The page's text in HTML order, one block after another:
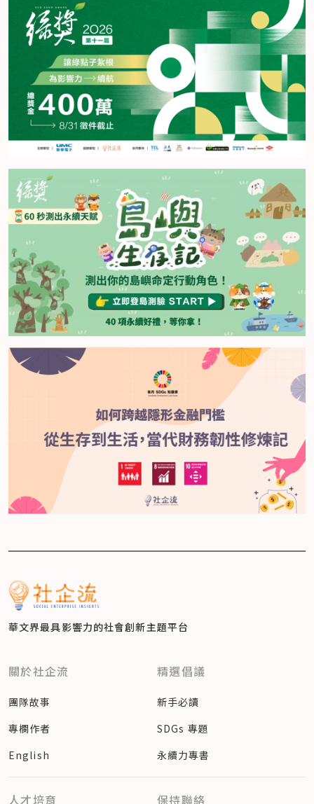
華文界最具影響力的社會創新主題平台
關於社企流
團隊故事
專欄作者
English
精選倡議
新手必讀
SDGs 專題
永續力專書
人才培育 保持聯絡